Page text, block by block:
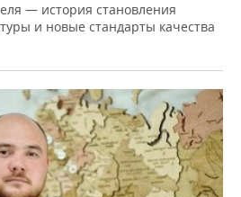
— история становления
и новые стандарты качества